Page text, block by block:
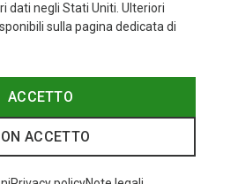
fino a 34%
dati negli Stati Uniti. Ulteriori
sulla pagina dedicata di
ACCETTO
ACCETTO